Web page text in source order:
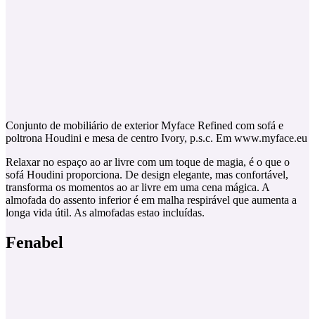
Conjunto de mobiliário de exterior Myface Refined com sofá e
poltrona Houdini e mesa de centro Ivory, p.s.c. Em www.myface.eu
Relaxar no espaço ao ar livre com um toque de magia, é o que o
sofá Houdini proporciona. De design elegante, mas confortável,
transforma os momentos ao ar livre em uma cena mágica. A
almofada do assento inferior é em malha respirável que aumenta a
longa vida útil. As almofadas estao incluídas.
Fenabel